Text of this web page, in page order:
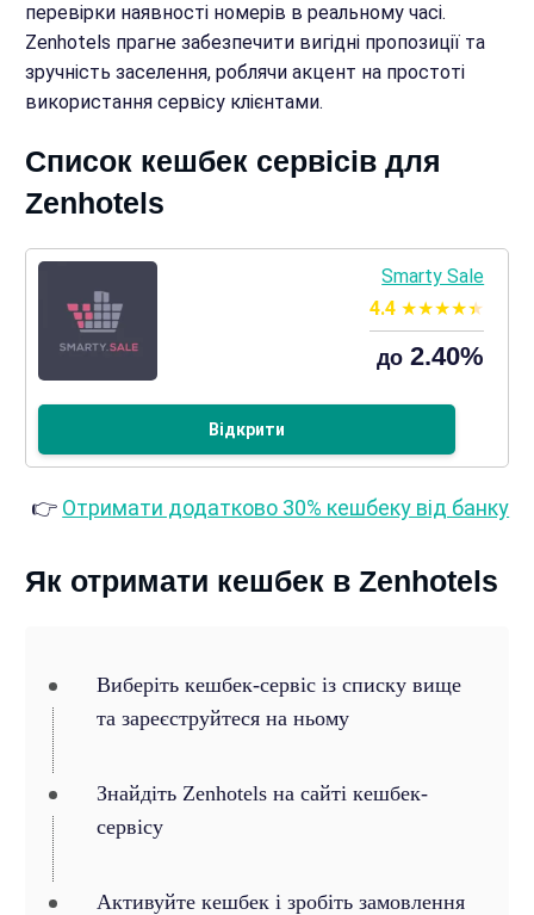
перевірки наявності номерів в реальному часі.
Zenhotels прагне забезпечити вигідні пропозиції та
зручність заселення, роблячи акцент на простоті
використання сервісу клієнтами.
Список кешбек сервісів для
Zenhotels
Smarty Sale
4.4
до 2.40%
Відкрити
👉 Отримати додатково 30% кешбеку від банку
Як отримати кешбек в Zenhotels
Виберіть кешбек-сервіс із списку вище
та зареєструйтеся на ньому
Знайдіть Zenhotels на сайті кешбек-
сервісу
Активуйте кешбек і зробіть замовлення